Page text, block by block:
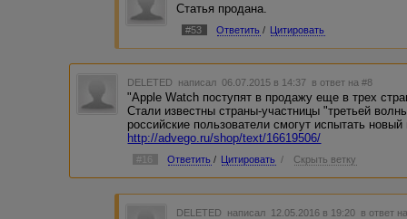
Статья продана.
#53 Ответить / Цитировать
DELETED написал 06.07.2015 в 14:37 в ответ на #8
"Apple Watch поступят в продажу еще в трех
Стали известны страны-участницы "третьей
российские пользователи смогут испытать новый
http://advego.ru/shop/text/16619506/
#16 Ответить / Цитировать / Скрыть ветку
DELETED написал 12.05.2016 в 19:20 в ответ